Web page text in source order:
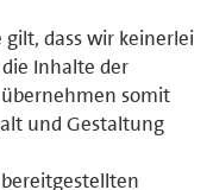
gilt, dass wir keinerlei
Inhalte der
somit
und Gestaltung